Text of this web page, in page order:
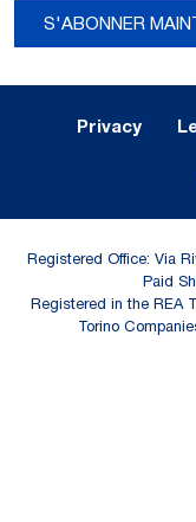
S'ABONNER
Privacy
Registered Office: Via
Paid
Registered in the REA
Torino